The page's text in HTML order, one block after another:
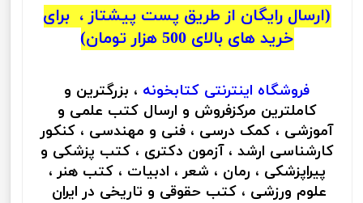
(ارسال رایگان از طریق پست پیشتاز ، برای
خرید های بالای 500 هزار تومان)
فروشگاه اینترنتی کتابخونه ، بزرگترین و
کاملترین مرکزفروش و ارسال کتب علمی و
آموزشی ، کمک درسی ، فنی و مهندسی ، کنکور
کارشناسی ارشد ، آزمون دکتری ، کتب پزشکی و
پیراپزشکی ، رمان ، شعر ، ادبیات ، کتب هنر ،
علوم ورزشی ، کتب حقوقی و تاریخی در ایران